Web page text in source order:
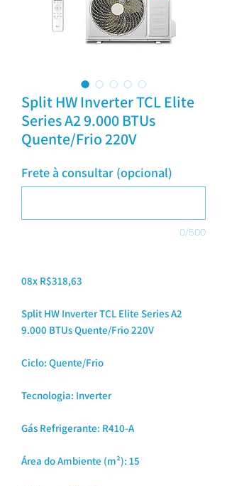
Split HW Inverter TCL Elite
Series A2 9.000 BTUs
Quente/Frio 220V
Frete à consultar (opcional)
0/500
08x R$318,63
Split HW Inverter TCL Elite Series A2
9.000 BTUs Quente/Frio 220V
Ciclo: Quente/Frio
Tecnologia: Inverter
Gás Refrigerante: R410-A
Área do Ambiente (m²): 15